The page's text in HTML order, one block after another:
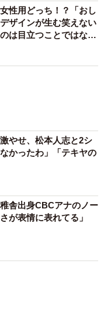
性用どっち！？「おし
ザインが生む笑えない
は目立つことではな
舎出身CBCアナのノー
が表情に表れてる」
グ
歳差の“年の差婚”をし
する声はなかった？